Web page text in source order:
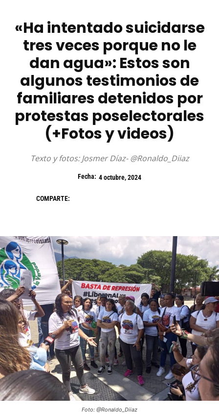
«Ha intentado suicidarse
tres veces porque no le
dan agua»: Estos son
algunos testimonios de
familiares detenidos por
protestas poselectorales
(+Fotos y videos)
Texto y fotos: Josmer Díaz- @Ronaldo_Diiaz
Fecha: 4 octubre, 2024
COMPARTE:
Foto: @Ronaldo_Diiaz